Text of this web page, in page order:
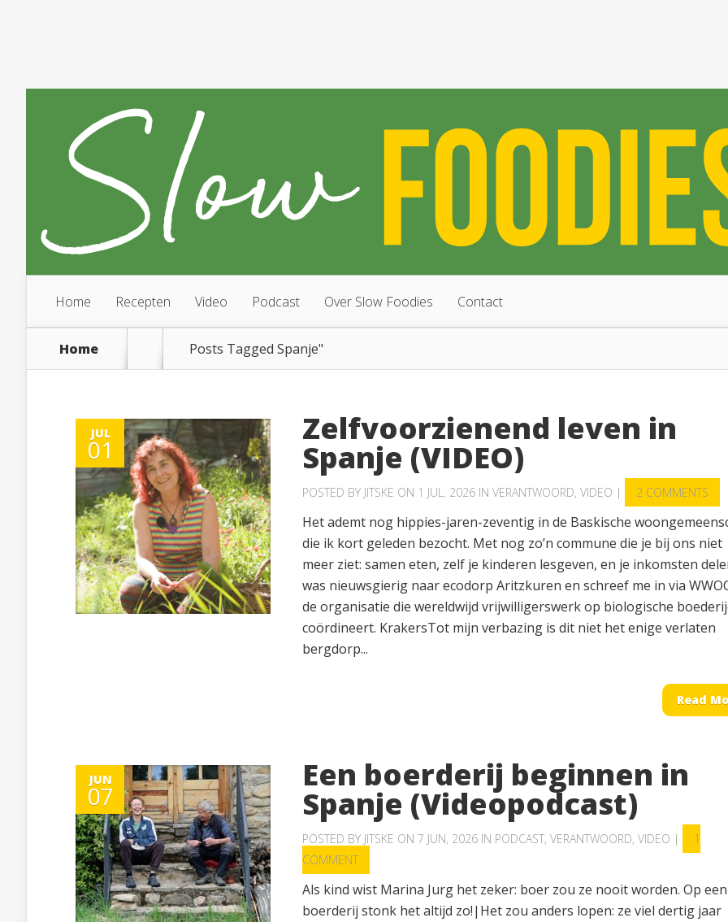
Home Recepten Video Podcast Over Slow Foodies Contact
Home Posts Tagged Spanje"
JUL
01
Zelfvoorzienend leven in
Spanje (VIDEO)
POSTED BY JITSKE ON 1 JUL, 2026 IN VERANTWOORD, VIDEO | 2 COMMENTS
Het ademt nog hippies-jaren-zeventig in de Baskische
die ik kort geleden bezocht. Met nog zo’n commune die je bij ons niet
meer ziet: samen eten, zelf je kinderen lesgeven, en je inkomsten
was nieuwsgierig naar ecodorp Aritzkuren en schreef me in via
de organisatie die wereldwijd vrijwilligerswerk op biologische
coördineert. KrakersTot mijn verbazing is dit niet het enige verlaten
bergdorp...
Read
JUN
07
Een boerderij beginnen in
Spanje (Videopodcast)
POSTED BY JITSKE ON 7 JUN, 2026 IN PODCAST, VERANTWOORD, VIDEO |
1
COMMENT
Als kind wist Marina Jurg het zeker: boer zou ze nooit worden. Op een
boerderij stonk het altijd zo!|Het zou anders lopen: ze viel dertig jaar